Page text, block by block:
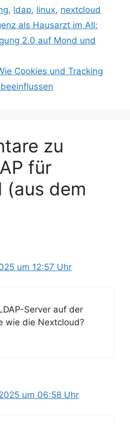
, ldap, linux, nextcloud
als Hausarzt im All:
2.0 auf Mond und
Cookies und Tracking
zu
für
(aus dem
um 12:57 Uhr
Server auf der
wie die Nextcloud?
Person“-Abzeichen!
um 06:58 Uhr